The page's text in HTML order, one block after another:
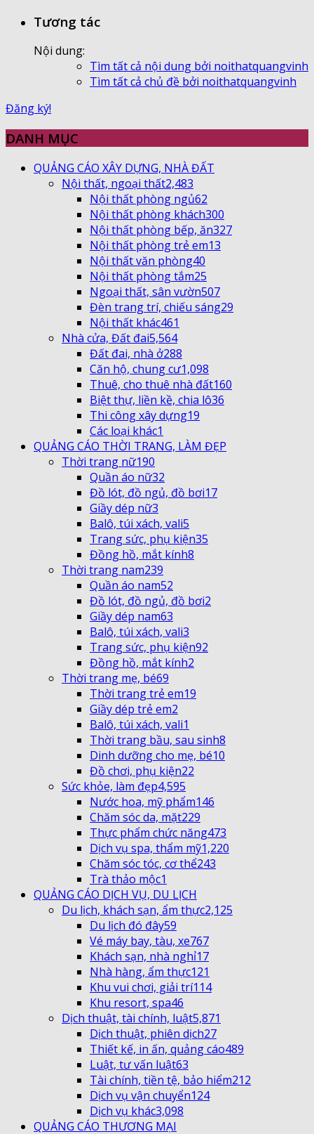
Tương tác
Nội dung:
Tìm tất cả nội dung bởi noithatquangvinh
Tìm tất cả chủ đề bởi noithatquangvinh
Đăng ký!
DANH MỤC
QUẢNG CÁO XÂY DỰNG, NHÀ ĐẤT
Nội thất, ngoại thất2,483
Nội thất phòng ngủ62
Nội thất phòng khách300
Nội thất phòng bếp, ăn327
Nội thất phòng trẻ em13
Nội thất văn phòng40
Nội thất phòng tắm25
Ngoại thất, sân vườn507
Đèn trang trí, chiếu sáng29
Nội thất khác461
Nhà cửa, Đất đai5,564
Đất đai, nhà ở288
Căn hộ, chung cư1,098
Thuê, cho thuê nhà đất160
Biệt thự, liền kề, chia lô36
Thi công xây dựng19
Các loại khác1
QUẢNG CÁO THỜI TRANG, LÀM ĐẸP
Thời trang nữ190
Quần áo nữ32
Đồ lót, đồ ngủ, đồ bơi17
Giầy dép nữ3
Balô, túi xách, vali5
Trang sức, phụ kiện35
Đồng hồ, mắt kính8
Thời trang nam239
Quần áo nam52
Đồ lót, đồ ngủ, đồ bơi2
Giầy dép nam63
Balô, túi xách, vali3
Trang sức, phụ kiện92
Đồng hồ, mắt kính2
Thời trang mẹ, bé69
Thời trang trẻ em19
Giầy dép trẻ em2
Balô, túi xách, vali1
Thời trang bầu, sau sinh8
Dinh dưỡng cho mẹ, bé10
Đồ chơi, phụ kiện22
Sức khỏe, làm đẹp4,595
Nước hoa, mỹ phẩm146
Chăm sóc da, mặt229
Thực phẩm chức năng473
Dịch vụ spa, thẩm mỹ1,220
Chăm sóc tóc, cơ thể243
Trà thảo mộc1
QUẢNG CÁO DỊCH VỤ, DU LỊCH
Du lịch, khách sạn, ẩm thực2,125
Du lịch đó đây59
Vé máy bay, tàu, xe767
Khách sạn, nhà nghỉ17
Nhà hàng, ẩm thực121
Khu vui chơi, giải trí114
Khu resort, spa46
Dịch thuật, tài chính, luật5,871
Dịch thuật, phiên dịch27
Thiết kế, in ấn, quảng cáo489
Luật, tư vấn luật63
Tài chính, tiền tệ, bảo hiểm212
Dịch vụ vận chuyển124
Dịch vụ khác3,098
QUẢNG CÁO THƯƠNG MẠI